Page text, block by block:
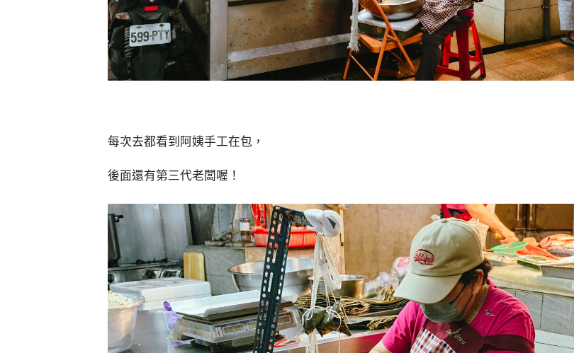
每次去都看到阿姨手工在包，
後面還有第三代老闆喔！